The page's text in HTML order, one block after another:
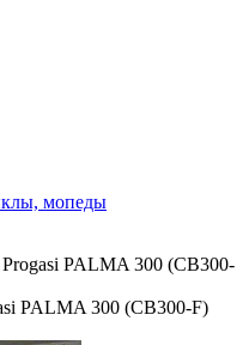
мопеды
PALMA 300 (CB300-
PALMA 300 (CB300-F)